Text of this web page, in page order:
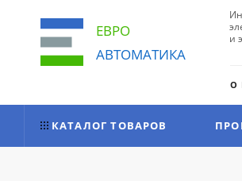
ЕВРО
АВТОМАТИКА
и
О
КАТАЛОГ ТОВАРОВ